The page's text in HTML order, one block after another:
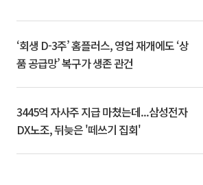
‘회생 D-3주’ 홈플러스, 영업 재개에도 ‘상
품 공급망’ 복구가 생존 관건
3445억 자사주 지급 마쳤는데...삼성전자
DX노조, 뒤늦은 '떼쓰기 집회'